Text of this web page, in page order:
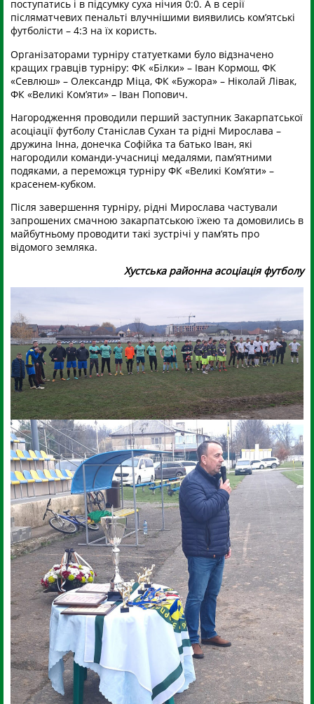
поступатись і в підсумку суха нічия 0:0. А в серії
післяматчевих пенальті влучнішими виявились ком’ятські
футболісти – 4:3 на їх користь.
Організаторами турніру статуетками було відзначено
кращих гравців турніру: ФК «Білки» – Іван Кормош, ФК
«Севлюш» – Олександр Міца, ФК «Бужора» – Ніколай Лівак,
ФК «Великі Ком’яти» – Іван Попович.
Нагородження проводили перший заступник Закарпатської
асоціації футболу Станіслав Сухан та рідні Мирослава –
дружина Інна, донечка Софійка та батько Іван, які
нагородили команди-учасниці медалями, пам’ятними
подяками, а переможця турніру ФК «Великі Ком’яти» –
красенем-кубком.
Після завершення турніру, рідні Мирослава частували
запрошених смачною закарпатською їжею та домовились в
майбутньому проводити такі зустрічі у пам’ять про
відомого земляка.
Хустська районна асоціація футболу